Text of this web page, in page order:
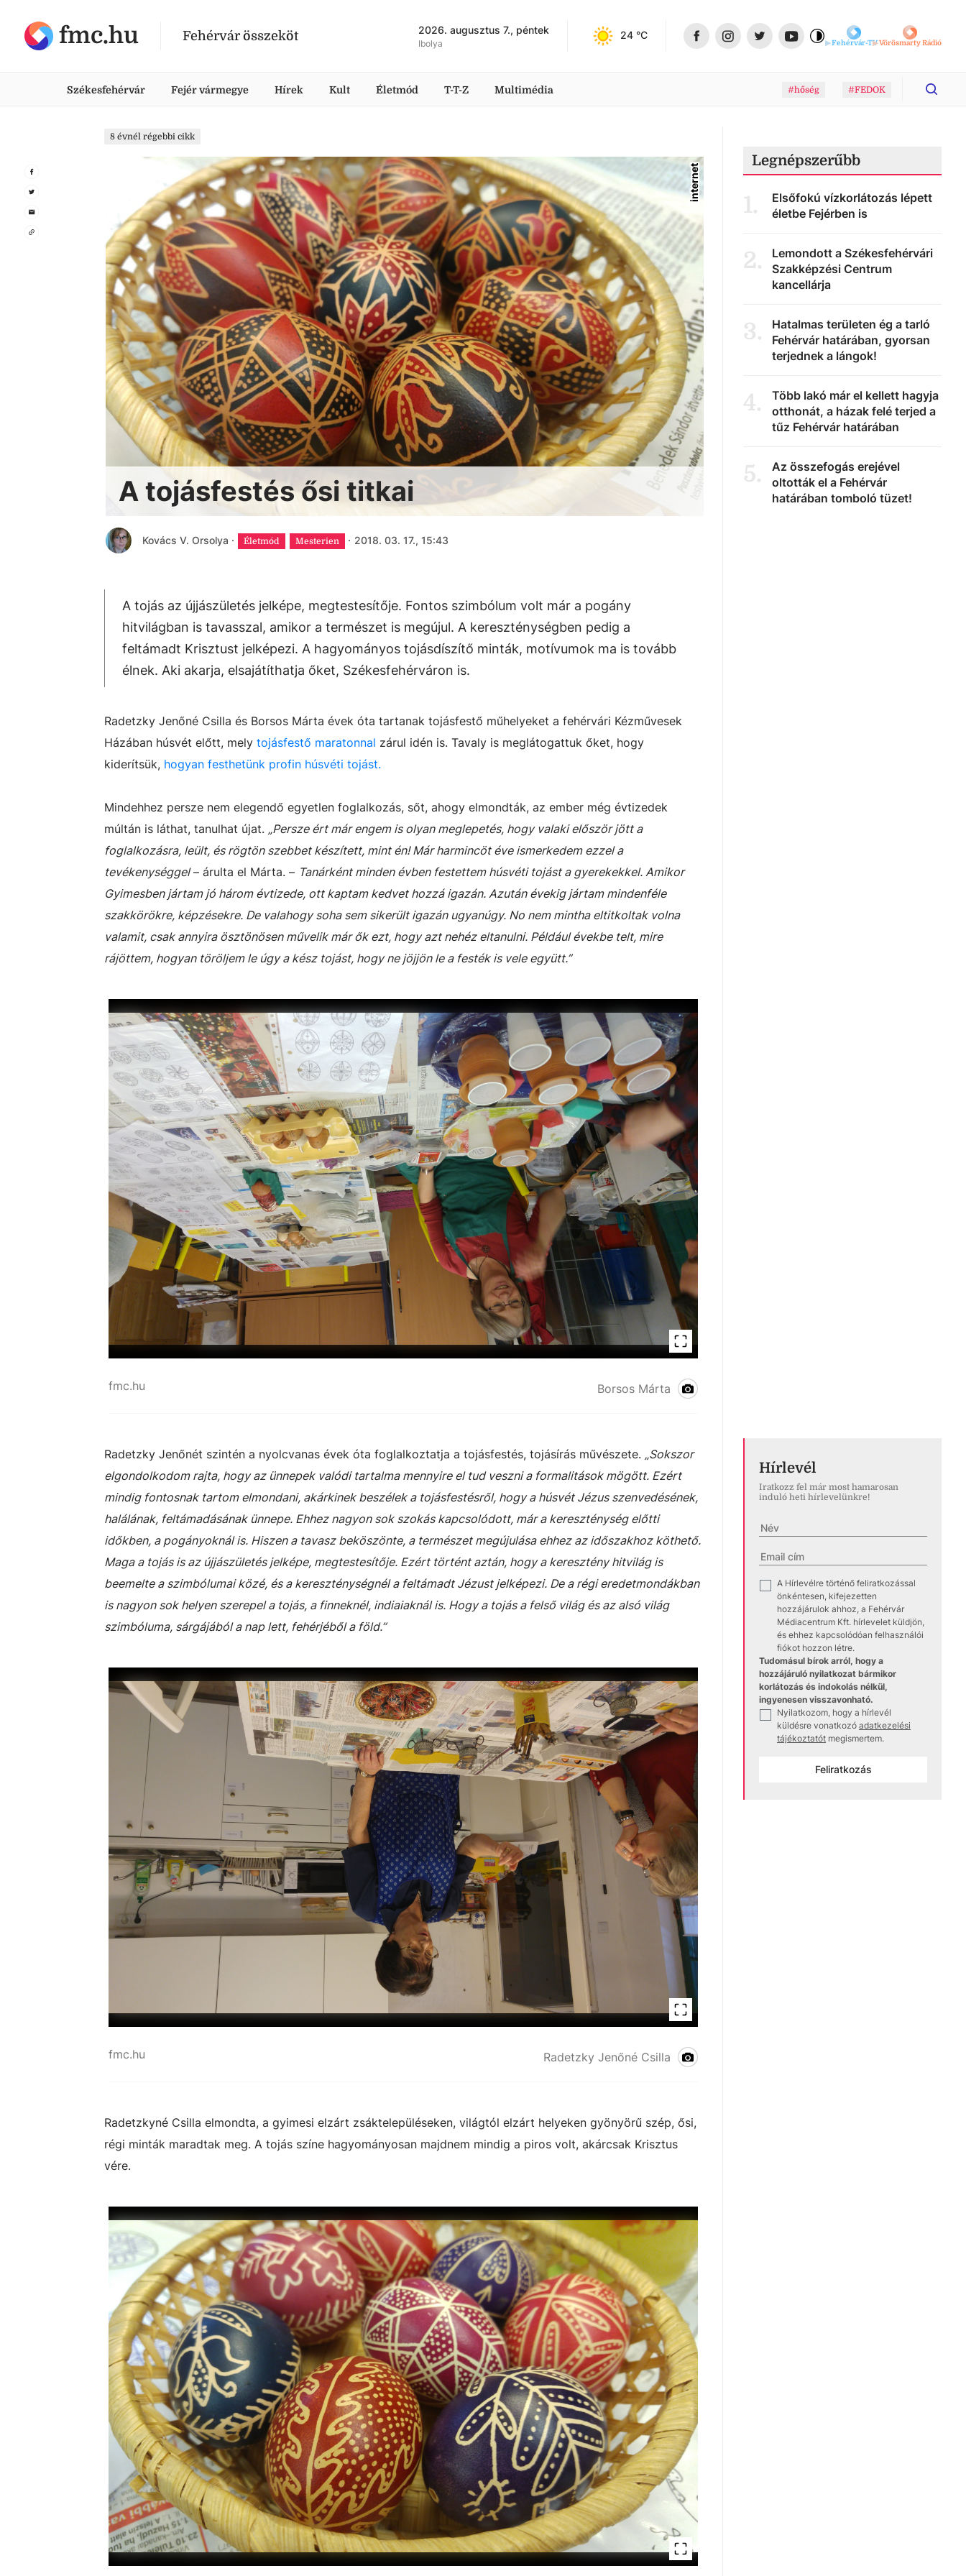
fmc.hu Fehérvár összeköt 2026. augusztus 7., péntek
Ibolya
24 °C
Fehérvár-TVVörösmarty Rádió
Székesfehérvár Fejér vármegye Hírek Kult Életmód T-T-Z Multimédia #hőség #FEDOK
8 évnél régebbi cikk
internet
A tojásfestés ősi titkai
Kovács V. Orsolya · Életmód Mesterien · 2018. 03. 17., 15:43
A tojás az újjászületés jelképe, megtestesítője. Fontos szimbólum volt már a pogány
hitvilágban is tavasszal, amikor a természet is megújul. A kereszténységben pedig a
feltámadt Krisztust jelképezi. A hagyományos tojásdíszítő minták, motívumok ma is tovább
élnek. Aki akarja, elsajátíthatja őket, Székesfehérváron is.
Radetzky Jenőné Csilla és Borsos Márta évek óta tartanak tojásfestő műhelyeket a fehérvári Kézművesek
Házában húsvét előtt, mely tojásfestő maratonnal zárul idén is. Tavaly is meglátogattuk őket, hogy
kiderítsük, hogyan festhetünk profin húsvéti tojást.
Mindehhez persze nem elegendő egyetlen foglalkozás, sőt, ahogy elmondták, az ember még évtizedek
múltán is láthat, tanulhat újat. „Persze ért már engem is olyan meglepetés, hogy valaki először jött a
foglalkozásra, leült, és rögtön szebbet készített, mint én! Már harmincöt éve ismerkedem ezzel a
tevékenységgel– árulta el Márta. – Tanárként minden évben festettem húsvéti tojást a gyerekekkel. Amikor
Gyimesben jártam jó három évtizede, ott kaptam kedvet hozzá igazán. Azután évekig jártam mindenféle
szakkörökre, képzésekre. De valahogy soha sem sikerült igazán ugyanúgy. No nem mintha eltitkoltak volna
valamit, csak annyira ösztönösen művelik már ők ezt, hogy azt nehéz eltanulni. Például évekbe telt, mire
rájöttem, hogyan töröljem le úgy a kész tojást, hogy ne jöjjön le a festék is vele együtt.”
fmc.hu Borsos Márta
Radetzky Jenőnét szintén a nyolcvanas évek óta foglalkoztatja a tojásfestés, tojásírás művészete. „Sokszor
elgondolkodom rajta, hogy az ünnepek valódi tartalma mennyire el tud veszni a formalitások mögött. Ezért
mindig fontosnak tartom elmondani, akárkinek beszélek a tojásfestésről, hogy a húsvét Jézus szenvedésének,
halálának, feltámadásának ünnepe. Ehhez nagyon sok szokás kapcsolódott, már a kereszténység előtti
időkben, a pogányoknál is. Hiszen a tavasz beköszönte, a természet megújulása ehhez az időszakhoz köthető.
Maga a tojás is az újjászületés jelképe, megtestesítője. Ezért történt aztán, hogy a keresztény hitvilág is
beemelte a szimbólumai közé, és a kereszténységnél a feltámadt Jézust jelképezi. De a régi eredetmondákban
is nagyon sok helyen szerepel a tojás, a finneknél, indiaiaknál is. Hogy a tojás a felső világ és az alsó világ
szimbóluma, sárgájából a nap lett, fehérjéből a föld.”
fmc.hu Radetzky Jenőné Csilla
Radetzkyné Csilla elmondta, a gyimesi elzárt zsáktelepüléseken, világtól elzárt helyeken gyönyörű szép, ősi,
régi minták maradtak meg. A tojás színe hagyományosan majdnem mindig a piros volt, akárcsak Krisztus
vére.
Legnépszerűbb
1.
Elsőfokú vízkorlátozás lépett
életbe Fejérben is
2.
Lemondott a Székesfehérvári
Szakképzési Centrum
kancellárja
3.
Hatalmas területen ég a tarló
Fehérvár határában, gyorsan
terjednek a lángok!
4.
Több lakó már el kellett hagyja
otthonát, a házak felé terjed a
tűz Fehérvár határában
5.
Az összefogás erejével
oltották el a Fehérvár
határában tomboló tüzet!
Hírlevél
Iratkozz fel már most hamarosan
induló heti hírlevelünkre!
A Hírlevélre történő feliratkozással
önkéntesen, kifejezetten
hozzájárulok ahhoz, a Fehérvár
Médiacentrum Kft. hírlevelet küldjön,
és ehhez kapcsolódóan felhasználói
fiókot hozzon létre.
Tudomásul bírok arról, hogy a
hozzájáruló nyilatkozat bármikor
korlátozás és indokolás nélkül,
ingyenesen visszavonható.
Nyilatkozom, hogy a hírlevél
küldésre vonatkozó adatkezelési
tájékoztatót megismertem.
Feliratkozás